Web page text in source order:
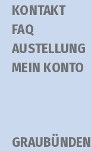
KONTAKT
FAQ
AUSTELLUNG
MEIN KONTO
GRAUBÜNDEN